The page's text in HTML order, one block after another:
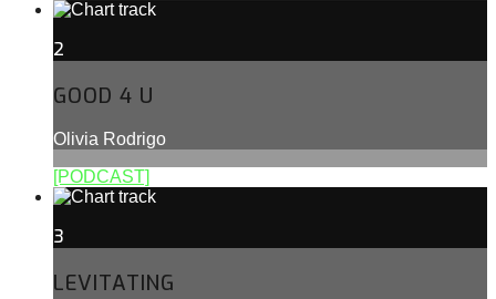
2
GOOD 4 U
Olivia Rodrigo
[PODCAST]
3
LEVITATING